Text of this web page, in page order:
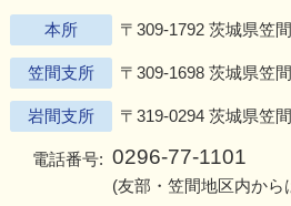
本所 〒309-1792 茨城県笠
笠間支所 〒309-1698 茨城県笠
岩間支所 〒319-0294 茨城県笠
電話番号: 0296-77-1101
(友部・笠間地区内から